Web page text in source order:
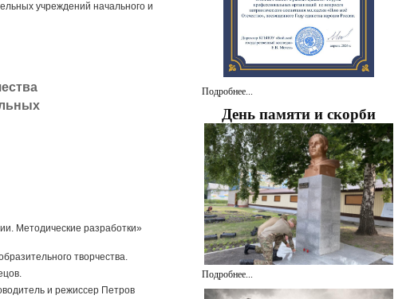
учреждений начального и
Методические разработки»
творчества.
и режиссер Петров
Подробнее...
День памяти и скорби
Подробнее...